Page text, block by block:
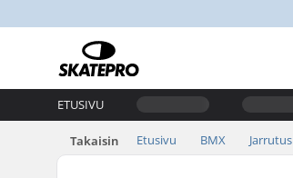
ETUSIVU
Takaisin Etusivu BMX Jarrutus